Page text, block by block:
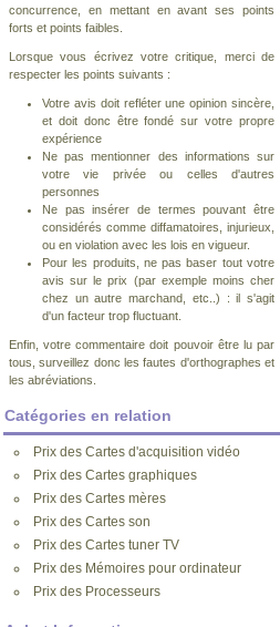
concurrence, en mettant en avant ses points
forts et points faibles.
Lorsque vous écrivez votre critique, merci de
respecter les points suivants :
Votre avis doit refléter une opinion sincère,
et doit donc être fondé sur votre propre
expérience
Ne pas mentionner des informations sur
votre vie privée ou celles d'autres
personnes
Ne pas insérer de termes pouvant être
considérés comme diffamatoires, injurieux,
ou en violation avec les lois en vigueur.
Pour les produits, ne pas baser tout votre
avis sur le prix (par exemple moins cher
chez un autre marchand, etc..) : il s'agit
d'un facteur trop fluctuant.
Enfin, votre commentaire doit pouvoir être lu par
tous, surveillez donc les fautes d'orthographes et
les abréviations.
Catégories en relation
Prix des Cartes d'acquisition vidéo
Prix des Cartes graphiques
Prix des Cartes mères
Prix des Cartes son
Prix des Cartes tuner TV
Prix des Mémoires pour ordinateur
Prix des Processeurs